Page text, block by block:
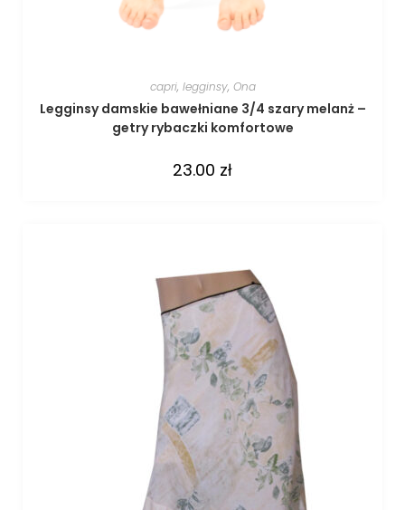
capri, legginsy, Ona
Legginsy damskie bawełniane 3/4 szary melanż –
getry rybaczki komfortowe
23.00 zł